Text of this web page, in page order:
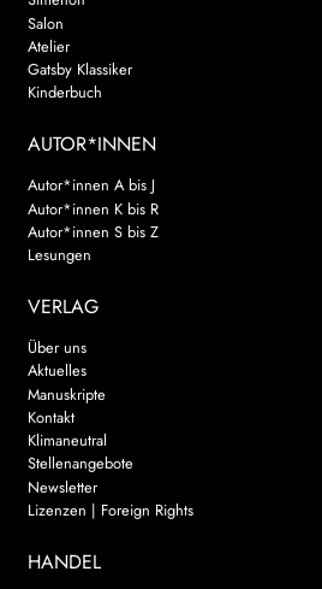
Salon
Atelier
Gatsby Klassiker
Kinderbuch
AUTOR*INNEN
Autor*innen A bis J
Autor*innen K bis R
Autor*innen S bis Z
Lesungen
VERLAG
Über uns
Aktuelles
Manuskripte
Kontakt
Klimaneutral
Stellenangebote
Newsletter
Lizenzen | Foreign Rights
HANDEL